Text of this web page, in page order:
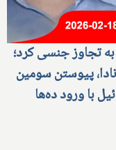
به تجاوز جنسی کرد؛
پیوستن سومین
با ورود ده‌ها